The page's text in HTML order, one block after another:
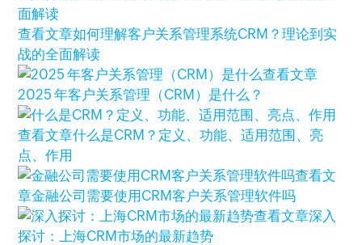
查看文章如何理解客户关系管理系统CRM？理论到实
战的全面解读
查看文章
2025 年客户关系管理（CRM）是什么？
查看文章什么是CRM？定义、功能、适用范围、亮
点、作用
查看文
章金融公司需要使用CRM客户关系管理软件吗
查看文章深入
探讨：上海CRM市场的最新趋势